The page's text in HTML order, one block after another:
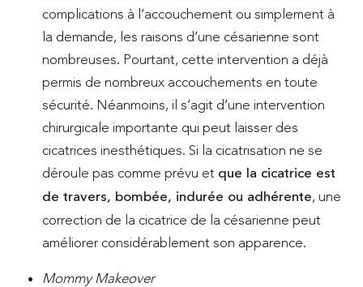
complications à l’accouchement ou simplement à
la demande, les raisons d’une césarienne sont
nombreuses. Pourtant, cette intervention a déjà
permis de nombreux accouchements en toute
sécurité. Néanmoins, il s’agit d’une intervention
chirurgicale importante qui peut laisser des
cicatrices inesthétiques. Si la cicatrisation ne se
déroule pas comme prévu et que la cicatrice est
de travers, bombée, indurée ou adhérente, une
correction de la cicatrice de la césarienne peut
améliorer considérablement son apparence.
Mommy Makeover